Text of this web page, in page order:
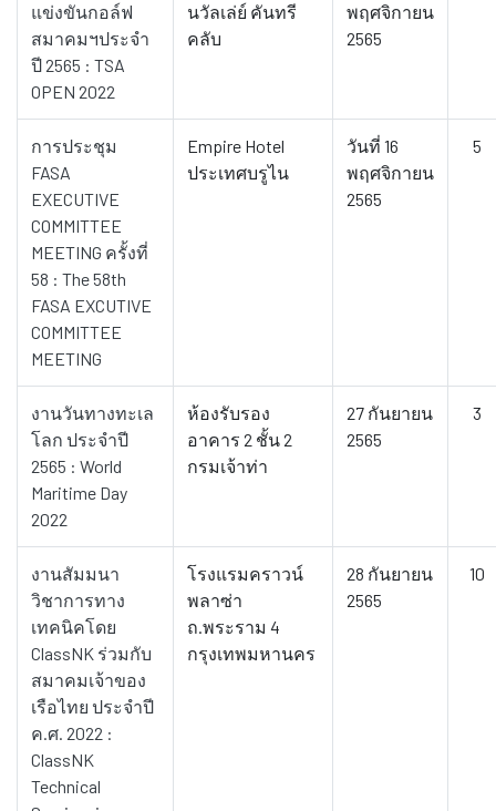
แข่งขันกอล์ฟ
สมาคมฯประจำ
ปี 2565 : TSA
OPEN 2022
นวัลเล่ย์ คันทรี
คลับ
พฤศจิกายน
2565
การประชุม
FASA
EXECUTIVE
COMMITTEE
MEETING ครั้งที่
58 : The 58th
FASA EXCUTIVE
COMMITTEE
MEETING
Empire Hotel
ประเทศบรูไน
วันที่ 16
พฤศจิกายน
2565
5
งานวันทางทะเล
โลก ประจำปี
2565 : World
Maritime Day
2022
ห้องรับรอง
อาคาร 2 ชั้น 2
กรมเจ้าท่า
27 กันยายน
2565
3
งานสัมมนา
วิชาการทาง
เทคนิคโดย
ClassNK ร่วมกับ
สมาคมเจ้าของ
เรือไทย ประจำปี
ค.ศ. 2022 :
ClassNK
Technical
โรงแรมคราวน์
พลาซ่า
ถ.พระราม 4
กรุงเทพมหานคร
28 กันยายน
2565
10